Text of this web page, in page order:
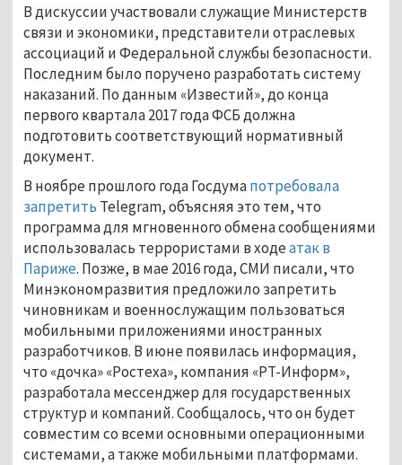
В дискуссии участвовали служащие Министерств
связи и экономики, представители отраслевых
ассоциаций и Федеральной службы безопасности.
Последним было поручено разработать систему
наказаний. По данным «Известий», до конца
первого квартала 2017 года ФСБ должна
подготовить соответствующий нормативный
документ.
В ноябре прошлого года Госдумапотребовала
запретить Telegram, объясняя это тем, что
программа для мгновенного обмена сообщениями
использовалась террористами в ходеатак в
Париже. Позже, в мае 2016 года, СМИ писали, что
Минэкономразвития предложило запретить
чиновникам и военнослужащим пользоваться
мобильными приложениями иностранных
разработчиков. В июне появилась информация,
что «дочка» «Ростеха», компания «РТ-Информ»,
разработала мессенджер для государственных
структур и компаний. Сообщалось, что он будет
совместим со всеми основными операционными
системами, а также мобильными платформами.